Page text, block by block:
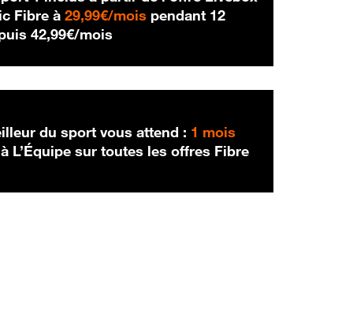
Fibre à29,99€/mois 29,99 € par mois
pendant 12
42,99€/mois
du sport vous attend : 1 mois
à L’Équipe sur toutes les offres Fibre